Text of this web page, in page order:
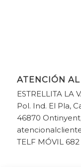
ATENCIÓN
ESTRELLITA LA
Pol. Ind. El Pla,
46870
TELF MÓVIL